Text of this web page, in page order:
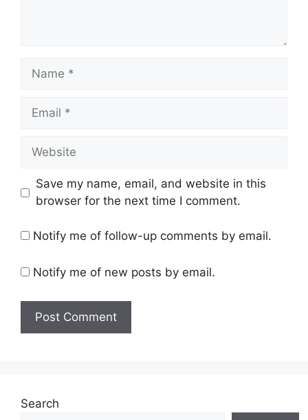
Name
Email
Website
Save my name, email, and website in this
browser for the next time I comment.
Notify me of follow-up comments by email.
Notify me of new posts by email.
Search